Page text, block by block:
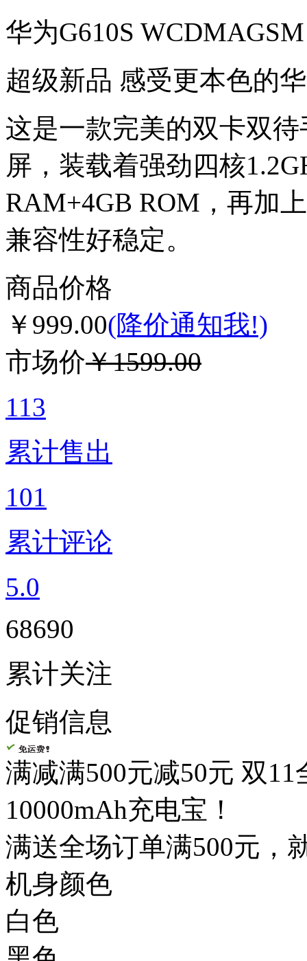
华为G610S
超级新品 感受更本色的
这是一款完美的双卡双
屏，装载着强劲四核
RAM+4GB ROM，再加
兼容性好稳定。
商品价格
￥999.00(降价通知我!)
市场价￥1599.00
113
累计售出
101
累计评论
5.0
68690
累计关注
促销信息
满减满500元减50元 双
10000mAh充电宝！
满送全场订单满500元，
机身颜色
白色